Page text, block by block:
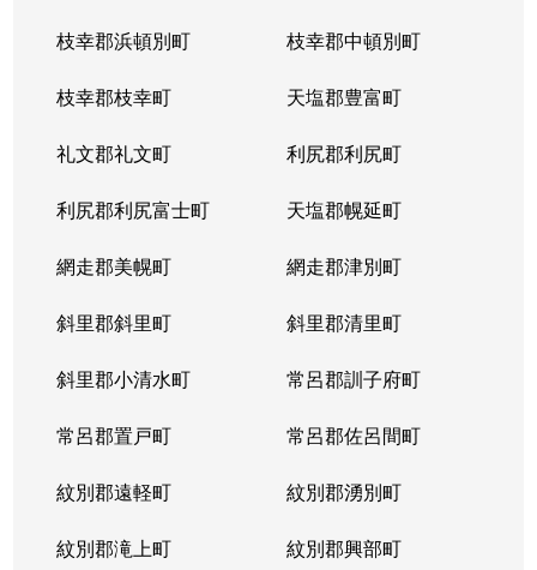
枝幸郡浜頓別町 枝幸郡中頓別町
枝幸郡枝幸町 天塩郡豊富町
礼文郡礼文町 利尻郡利尻町
利尻郡利尻富士町 天塩郡幌延町
網走郡美幌町 網走郡津別町
斜里郡斜里町 斜里郡清里町
斜里郡小清水町 常呂郡訓子府町
常呂郡置戸町 常呂郡佐呂間町
紋別郡遠軽町 紋別郡湧別町
紋別郡滝上町 紋別郡興部町